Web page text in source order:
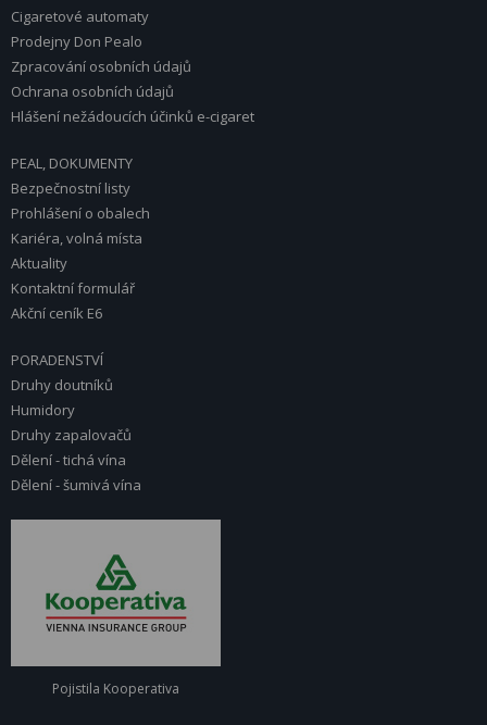
Cigaretové automaty
Prodejny Don Pealo
Zpracování osobních údajů
Ochrana osobních údajů
Hlášení nežádoucích účinků e-cigaret
PEAL, DOKUMENTY
Bezpečnostní listy
Prohlášení o obalech
Kariéra, volná místa
Aktuality
Kontaktní formulář
Akční ceník E6
PORADENSTVÍ
Druhy doutníků
Humidory
Druhy zapalovačů
Dělení - tichá vína
Dělení - šumivá vína
Pojistila Kooperativa